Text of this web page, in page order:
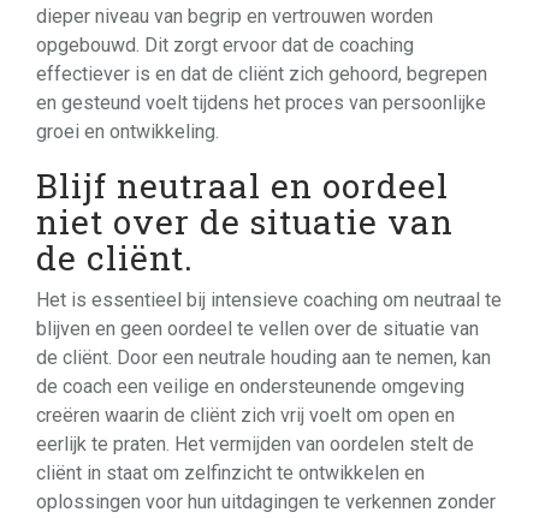
dieper niveau van begrip en vertrouwen worden
opgebouwd. Dit zorgt ervoor dat de coaching
effectiever is en dat de cliënt zich gehoord, begrepen
en gesteund voelt tijdens het proces van persoonlijke
groei en ontwikkeling.
Blijf neutraal en oordeel
niet over de situatie van
de cliënt.
Het is essentieel bij intensieve coaching om neutraal te
blijven en geen oordeel te vellen over de situatie van
de cliënt. Door een neutrale houding aan te nemen, kan
de coach een veilige en ondersteunende omgeving
creëren waarin de cliënt zich vrij voelt om open en
eerlijk te praten. Het vermijden van oordelen stelt de
cliënt in staat om zelfinzicht te ontwikkelen en
oplossingen voor hun uitdagingen te verkennen zonder